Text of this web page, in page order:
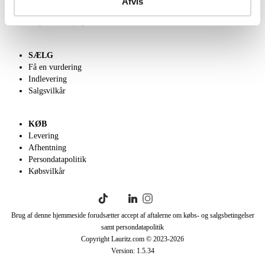
SÆLG
Få en vurdering
Indlevering
Salgsvilkår
KØB
Levering
Afhentning
Persondatapolitik
Købsvilkår
Brug af denne hjemmeside forudsætter accept af aftalerne om købs- og salgsbetingelser
samt persondatapolitik
Copyright Lauritz.com © 2023-2026
Version: 1.5.34